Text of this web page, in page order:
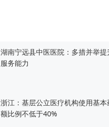
湖南宁远县中医医院：多措并举提
服务能力
浙江：基层公立医疗机构使用基本
额比例不低于40%